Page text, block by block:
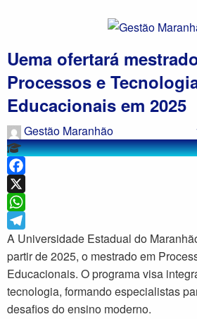
Uema ofertará
Processos e
Educacionais em 2025
Gestão Maranhão
Facebook
X
WhatsApp
Telegram
A Universidade Estadual do
partir de 2025, o mestrado em
Educacionais. O programa visa
tecnologia, formando especialistas
desafios do ensino moderno.